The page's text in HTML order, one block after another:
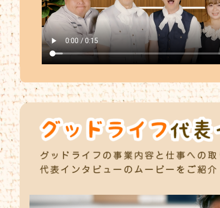
ブログをUPしておりますので、ぜひご
覧くださいませ！
2026.05.29
高槻市富田丘町K様邸が完成しまし
た ブログをUPしておりますので、ぜ
ひご覧くださいませ！
2026.05.22
茨木市中総持寺町モデルハウスが上棟
しました ブログをUPしておりますの
2026.05.15
茨木市上野町モデルハウスが上棟しま
ぜひご覧くださいませ！
賛 ブログをUPしましたのでぜひご覧
くださいませ(*^-^*)